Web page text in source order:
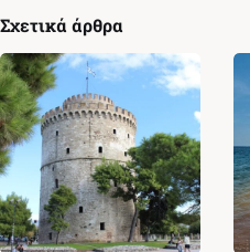
Σχετικά άρθρα